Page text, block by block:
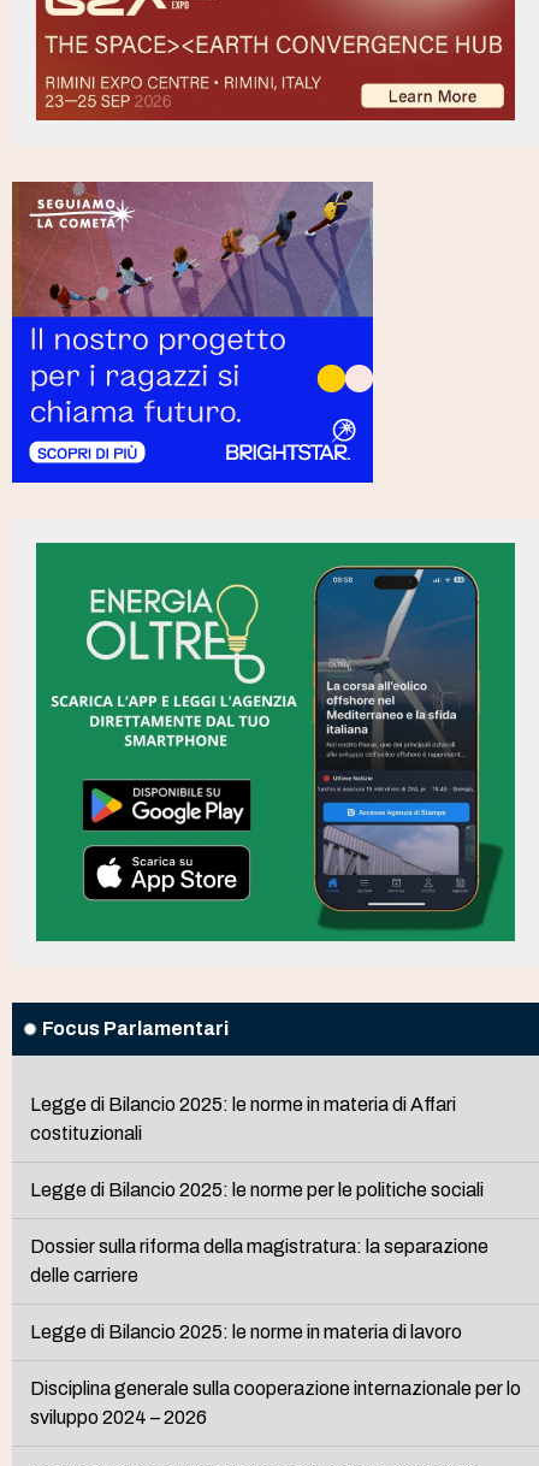
Focus Parlamentari
Legge di Bilancio 2025: le norme in materia di Affari
costituzionali
Legge di Bilancio 2025: le norme per le politiche sociali
Dossier sulla riforma della magistratura: la separazione
delle carriere
Legge di Bilancio 2025: le norme in materia di lavoro
Disciplina generale sulla cooperazione internazionale per lo
sviluppo 2024 – 2026